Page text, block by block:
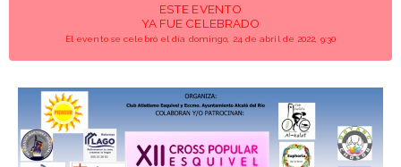
ESTE EVENTO
YA FUE CELEBRADO
El evento se celebró el día domingo, 24 de abril de 2022, 9:30